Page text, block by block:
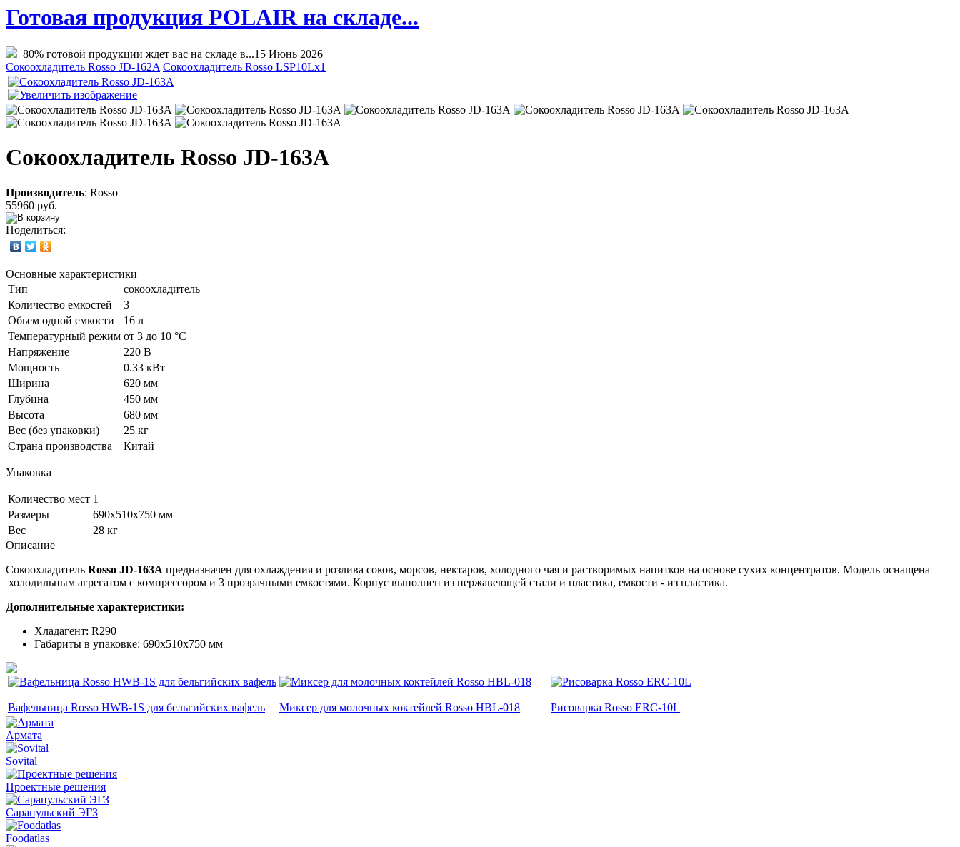
Готовая продукция POLAIR на складе...
80% готовой продукции ждет вас на складе в...15 Июнь 2026
Сокоохладитель Rosso JD-162A Сокоохладитель Rosso LSP10Lx1
Сокоохладитель Rosso JD-163A
Производитель: Rosso
55960 руб.
Поделиться:
Основные характеристики
Тип
сокоохладитель
Количество емкостей
3
Обьем одной емкости
16 л
Температурный режим от 3 до 10 °C
Напряжение
220 В
Мощность
0.33 кВт
Ширина
620 мм
Глубина
450 мм
Высота
680 мм
Вес (без упаковки)
25 кг
Страна производства
Китай
Упаковка
Количество мест 1
Размеры
690x510x750 мм
Вес
28 кг
Описание
Сокоохладитель Rosso JD-163A предназначен для охлаждения и розлива соков, морсов, нектаров, холодного чая и растворимых напитков на основе сухих концентратов. Модель оснащена
холодильным агрегатом с компрессором и 3 прозрачными емкостями. Корпус выполнен из нержавеющей стали и пластика, емкости - из пластика.
Дополнительные характеристики:
Хладагент: R290
Габариты в упаковке: 690х510х750 мм
Вафельница Rosso HWB-1S для бельгийских вафель Миксер для молочных коктейлей Rosso HBL-018 Рисоварка Rosso ERC-10L
Армата
Sovital
Проектные решения
Сарапульский ЭГЗ
Foodatlas